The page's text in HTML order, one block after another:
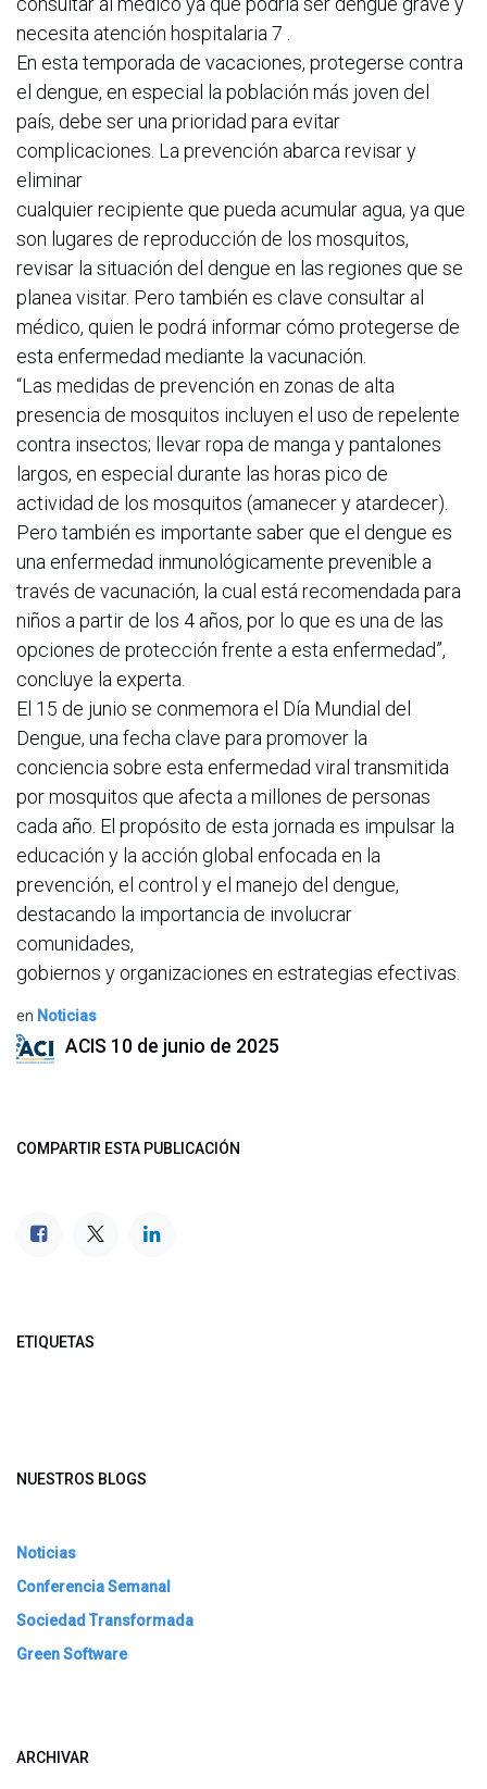
necesita atención hospitalaria 7 .
En esta temporada de vacaciones, protegerse contra
el dengue, en especial la población más joven del
país, debe ser una prioridad para evitar
complicaciones. La prevención abarca revisar y
eliminar
cualquier recipiente que pueda acumular agua, ya que
son lugares de reproducción de los mosquitos,
revisar la situación del dengue en las regiones que se
planea visitar. Pero también es clave consultar al
médico, quien le podrá informar cómo protegerse de
esta enfermedad mediante la vacunación.
“Las medidas de prevención en zonas de alta
presencia de mosquitos incluyen el uso de repelente
contra insectos; llevar ropa de manga y pantalones
largos, en especial durante las horas pico de
actividad de los mosquitos (amanecer y atardecer).
Pero también es importante saber que el dengue es
una enfermedad inmunológicamente prevenible a
través de vacunación, la cual está recomendada para
niños a partir de los 4 años, por lo que es una de las
opciones de protección frente a esta enfermedad”,
concluye la experta.
El 15 de junio se conmemora el Día Mundial del
Dengue, una fecha clave para promover la
conciencia sobre esta enfermedad viral transmitida
por mosquitos que afecta a millones de personas
cada año. El propósito de esta jornada es impulsar la
educación y la acción global enfocada en la
prevención, el control y el manejo del dengue,
destacando la importancia de involucrar
comunidades,
gobiernos y organizaciones en estrategias efectivas.
en Noticias
ACIS 10 de junio de 2025
COMPARTIR ESTA PUBLICACIÓN
ETIQUETAS
NUESTROS BLOGS
Noticias
Conferencia Semanal
Sociedad Transformada
Green Software
ARCHIVAR